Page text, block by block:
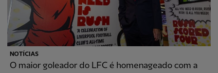
NOTÍCIAS
O maior goleador do LFC é homenageado com a